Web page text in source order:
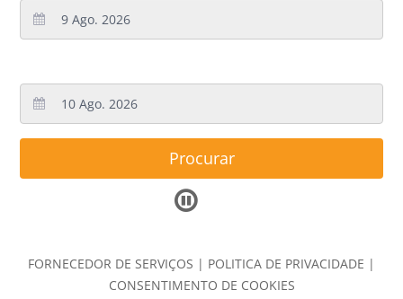
FORNECEDOR DE SERVIÇOS | POLITICA DE PRIVACIDADE |
CONSENTIMENTO DE COOKIES